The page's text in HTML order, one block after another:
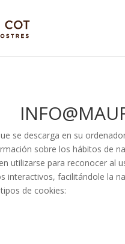
se descarga en su
sobre los hábitos de
utilizarse para reconocer al
interactivos, facilitándole la
de cookies: